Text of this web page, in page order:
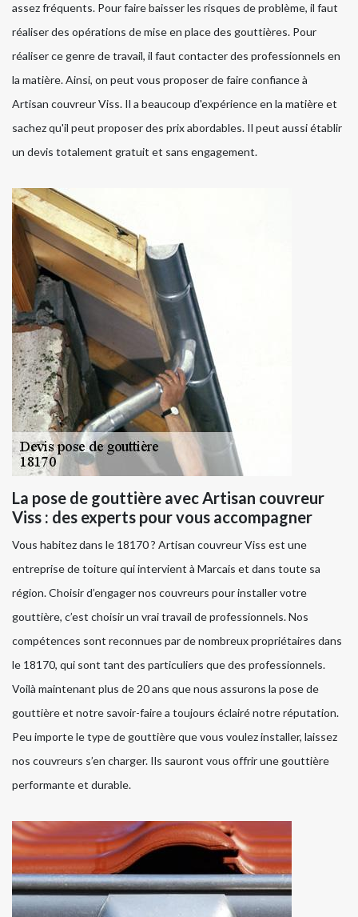
assez fréquents. Pour faire baisser les risques de problème, il faut
réaliser des opérations de mise en place des gouttières. Pour
réaliser ce genre de travail, il faut contacter des professionnels en
la matière. Ainsi, on peut vous proposer de faire confiance à
Artisan couvreur Viss. Il a beaucoup d'expérience en la matière et
sachez qu'il peut proposer des prix abordables. Il peut aussi établir
un devis totalement gratuit et sans engagement.
La pose de gouttière avec Artisan couvreur
Viss : des experts pour vous accompagner
Vous habitez dans le 18170 ? Artisan couvreur Viss est une
entreprise de toiture qui intervient à Marcais et dans toute sa
région. Choisir d’engager nos couvreurs pour installer votre
gouttière, c’est choisir un vrai travail de professionnels. Nos
compétences sont reconnues par de nombreux propriétaires dans
le 18170, qui sont tant des particuliers que des professionnels.
Voilà maintenant plus de 20 ans que nous assurons la pose de
gouttière et notre savoir-faire a toujours éclairé notre réputation.
Peu importe le type de gouttière que vous voulez installer, laissez
nos couvreurs s’en charger. Ils sauront vous offrir une gouttière
performante et durable.